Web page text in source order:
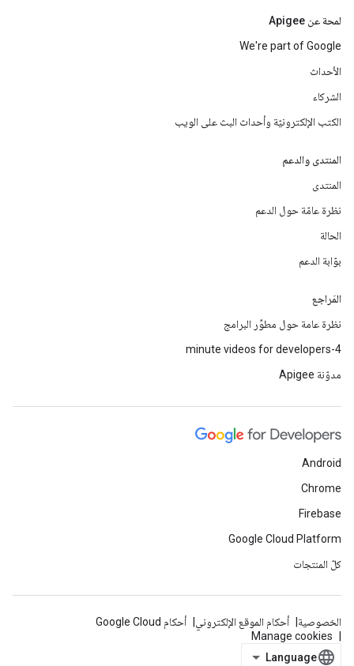
لمحة عن Apigee
We're part of Google
الأحداث
الشركاء
الكتب الإلكترونيّة وأحداث البث على الويب
المنتدى والدعم
المنتدى
نظرة عامّة حول الدعم
الحالة
بوّابة الدعم
المَراجع
نظرة عامة حول مطوِّر البرامج
4-minute videos for developers
مدوّنة Apigee
Android
Chrome
Firebase
Google Cloud Platform
كلّ المنتجات
الخصوصية أحكام الموقع الإلكتروني
أحكام Google Cloud
Manage cookies